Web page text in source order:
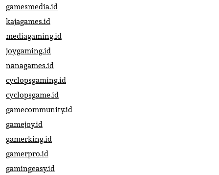
gamesmedia.id
kajagames.id
mediagaming.id
joygaming.id
nanagames.id
cyclopsgaming.id
cyclopsgame.id
gamecommunity.id
gamejoy.id
gamerking.id
gamerpro.id
gamingeasy.id